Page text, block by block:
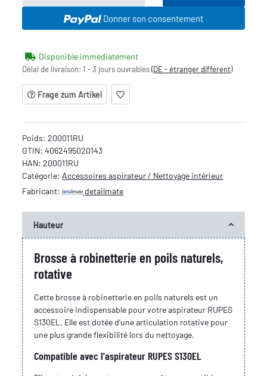
Donner son consentement
Disponible immédiatement
Délai de livraison:1 - 3 jours ouvrables(DE - étranger différent)
Frage zum Artikel
Poids:200011RU
GTIN: 4062495020143
HAN: 200011RU
Catégorie: Accessoires aspirateur / Nettoyage intérieur
Fabricant:
detailmate
Hauteur
Brosse à robinetterie en poils naturels,
rotative
Cette brosse à robinetterie en poils naturels est un
accessoire indispensable pour votre aspirateur RUPES
S130EL. Elle est dotée d'une articulation rotative pour
une plus grande flexibilité lors du nettoyage.
Compatible avec l'aspirateur RUPES S130EL